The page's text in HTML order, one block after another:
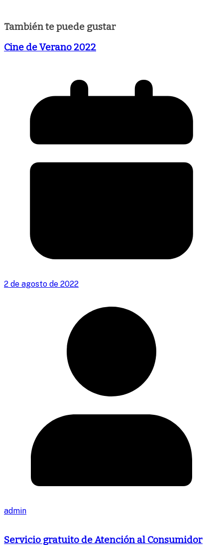
También te puede gustar
Cine de Verano 2022
2 de agosto de 2022
admin
Servicio gratuito de Atención al Consumidor